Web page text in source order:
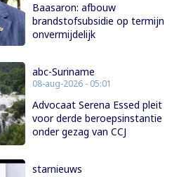
Baasaron: afbouw
brandstofsubsidie op termijn
onvermijdelijk
abc-Suriname
08-aug-2026 - 05:01
Advocaat Serena Essed pleit
voor derde beroepsinstantie
onder gezag van CCJ
starnieuws